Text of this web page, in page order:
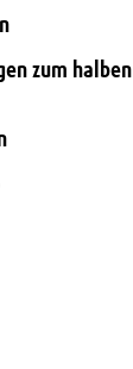
zum halben